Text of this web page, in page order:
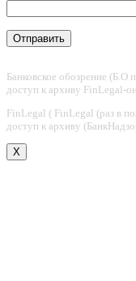
Банковское обозрение (Б.О
доступ к архиву FinLegal-
FinLegal ( FinLegal (раз в
доступ к архиву
X